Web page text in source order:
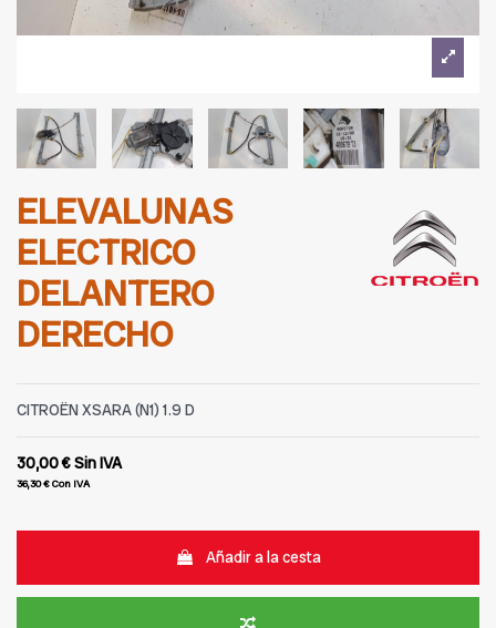
ELEVALUNAS
ELECTRICO
DELANTERO
DERECHO
CITROËN XSARA (N1) 1.9 D
30,00 €Sin IVA
36,30 €Con IVA
Añadir a la cesta